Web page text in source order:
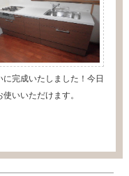
に完成いたしました！今日
使いいただけます。